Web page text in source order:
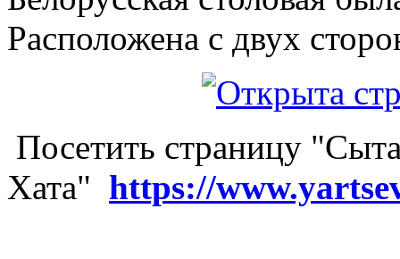
Расположена с двух
Посетить страницу
Хата" https://